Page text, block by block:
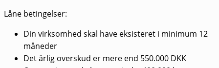
Låne betingelser:
Din virksomhed skal have eksisteret i minimum 12
måneder
Det årlig overskud er mere end 550.000 DKK